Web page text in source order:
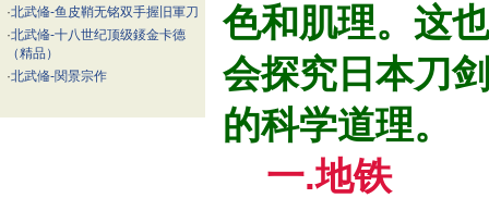
·北武偹-鱼皮鞘无铭双手握旧軍刀
·北武偹-十八世纪顶级錽金卡德
（精品）
·北武偹-関景宗作
色和肌理。这
会探究日本刀
的科学道理。
一.地铁